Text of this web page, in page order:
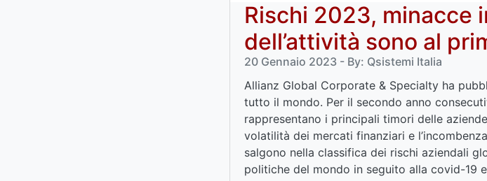
Rischi 2023, minacce
dell’attività sono al
20 Gennaio 2023 - By: Qsistemi Italia
Allianz Global Corporate & Specialty ha
tutto il mondo. Per il secondo anno
rappresentano i principali timori delle
volatilità dei mercati finanziari e
salgono nella classifica dei rischi aziendali
politiche del mondo in seguito alla covid-19